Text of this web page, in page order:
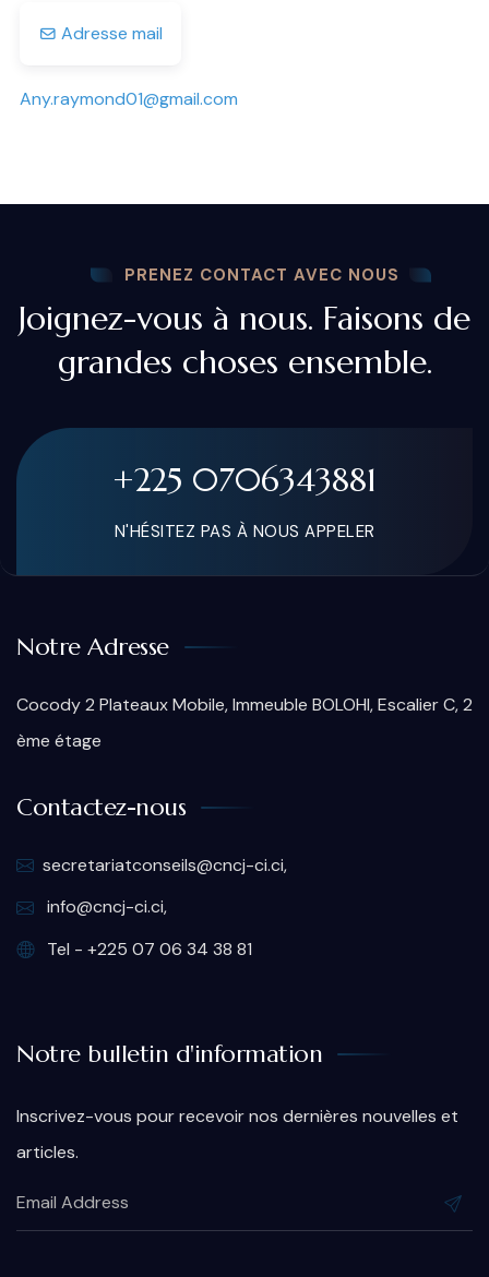
Adresse mail
Any.raymond01@gmail.com
PRENEZ CONTACT AVEC NOUS
Joignez-vous à nous. Faisons de
grandes choses ensemble.
+225 0706343881
N'HÉSITEZ PAS À NOUS APPELER
Notre Adresse
Cocody 2 Plateaux Mobile, Immeuble BOLOHI, Escalier C, 2
ème étage
Contactez-nous
secretariatconseils@cncj-ci.ci,
info@cncj-ci.ci,
Tel - +225 07 06 34 38 81
Notre bulletin d'information
Inscrivez-vous pour recevoir nos dernières nouvelles et
articles.